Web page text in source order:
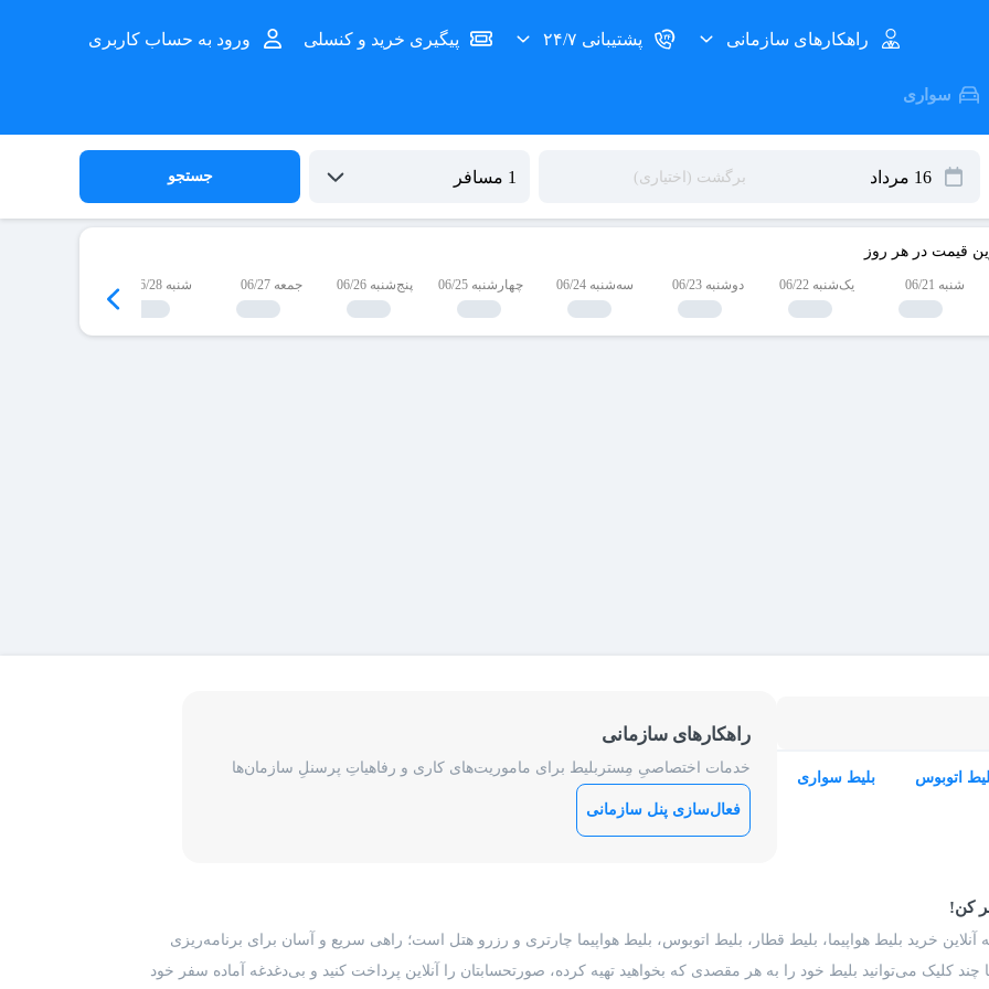
راهکارهای سازمانی پشتیبانی ۲۴/۷ پیگیری خرید و کنسلی ورود به حساب کاربری
سواری
جستجو
قیمت در هر روز
شنبه 06/21 یک‌شنبه 06/22 دوشنبه 06/23 سه‌شنبه 06/24 چهارشنبه 06/25 پنج‌شنبه 06/26 جمعه 06/27 شنبه 06/28
اتوبوس بلیط سواری
راهکارهای سازمانی
خدمات اختصاصیِ مِستربلیط برای ماموریت‌های کاری و رفاهیاتِ پرسنلِ سازمان‌ها
فعال‌سازی پنل سازمانی
کن!
آنلاین خرید بلیط هواپیما، بلیط قطار، بلیط اتوبوس، بلیط هواپیما چارتری و رزرو هتل است؛ راهی سریع و آسان برای برنامه‌ریزی
چند کلیک می‌توانید بلیط خود را به هر مقصدی که بخواهید تهیه کرده، صورتحسابتان را آنلاین پرداخت کنید و بی‌دغدغه آماده سفر خود